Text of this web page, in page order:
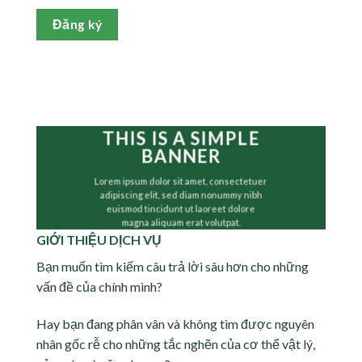
Đăng ký
THIS IS A SIMPLE
BANNER
Lorem ipsum dolor sit amet, consectetuer
adipiscing elit, sed diam nonummy nibh
euismod tincidunt ut laoreet dolore
magna aliquam erat volutpat.
GIỚI THIỆU DỊCH VỤ
Bạn muốn tìm kiếm câu trả lời sâu hơn cho những
vấn đề của chính mình?
Hay bạn đang phân vân và không tìm được nguyên
nhân gốc rễ cho những tắc nghẽn của cơ thể vật lý,